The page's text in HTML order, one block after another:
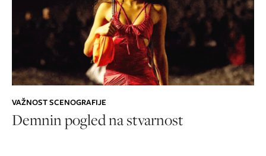
VAŽNOST SCENOGRAFIJE
Demnin pogled na stvarnost